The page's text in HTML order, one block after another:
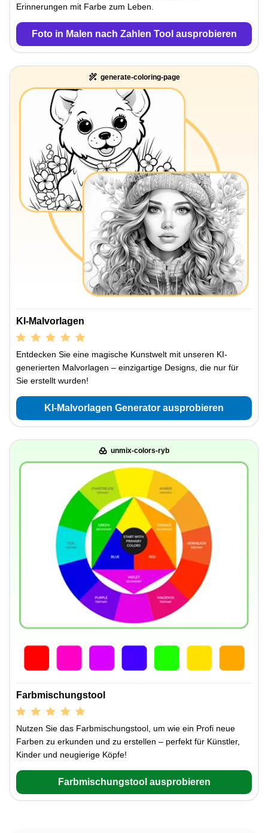
Erinnerungen mit Farbe zum Leben.
Foto in Malen nach Zahlen Tool ausprobieren
generate-coloring-page
KI-Malvorlagen
Entdecken Sie eine magische Kunstwelt mit unseren KI-
generierten Malvorlagen – einzigartige Designs, die nur für
Sie erstellt wurden!
KI-Malvorlagen Generator ausprobieren
unmix-colors-ryb
Farbmischungstool
Nutzen Sie das Farbmischungstool, um wie ein Profi neue
Farben zu erkunden und zu erstellen – perfekt für Künstler,
Kinder und neugierige Köpfe!
Farbmischungstool ausprobieren